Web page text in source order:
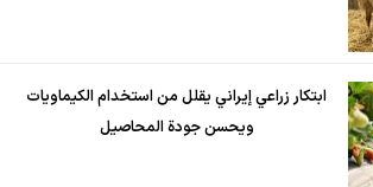
ابتكار زراعي إيراني يقلل من استخدام الكيماويات
ويحسن جودة المحاصيل